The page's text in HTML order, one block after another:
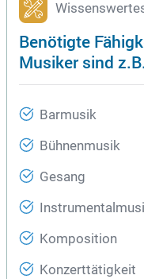
Benötigte
Musiker sind z.B.
Barmusik
Bühnenmusik
Gesang
Komposition
Konzerttätigkeit